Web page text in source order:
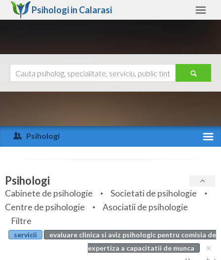
Psihologi in Calarasi
Arad
Arges
Bihor
Bistrita-Nasaud
Botosani
Ajutor
Psihologi
Specialitati
Servicii
Articole
Evenimente
Psihologi
Cabinete de psihologie
Societati de psihologie
Centre de psihologie
Asociatii de psihologie
Filtre
servicii
evaluare clinica si aviz psihologic pentru comisia de
expertiza a capacitatii de munca